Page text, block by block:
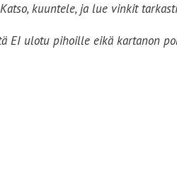
kuuntele, ja lue vinkit
EI ulotu pihoille eikä kartanon